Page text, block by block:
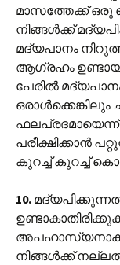
മാസത്തേക്ക്
നിങ്ങൾക്ക്
മദ്യപാനം
ആഗ്രഹം
പേരിൽ
ഒരാൾക്കെങ്കിലും
ഫലപ്രദമായെന്ന്
പരീക്ഷിക്കാൻ
കുറച്ച് കുറച്ച്
10.
നിങ്ങൾക്ക്